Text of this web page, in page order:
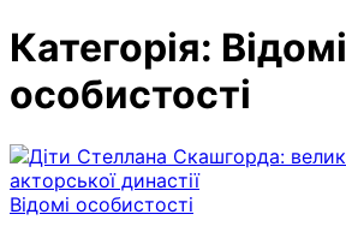
Категорія: Відомі
особистості
Відомі особистості